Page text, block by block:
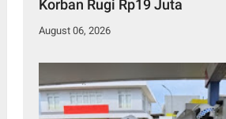
Korban Rugi Rp19 Juta
August 06, 2026